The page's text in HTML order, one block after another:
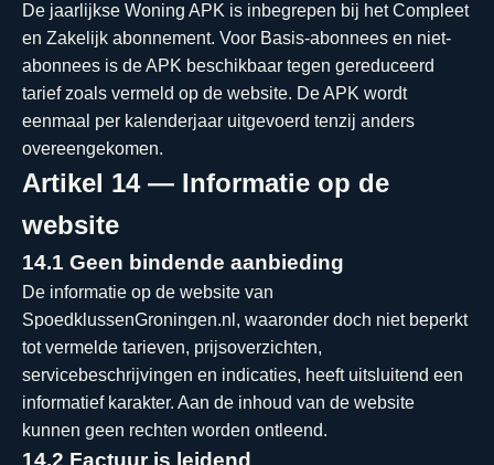
De jaarlijkse Woning APK is inbegrepen bij het Compleet
en Zakelijk abonnement. Voor Basis-abonnees en niet-
abonnees is de APK beschikbaar tegen gereduceerd
tarief zoals vermeld op de website. De APK wordt
eenmaal per kalenderjaar uitgevoerd tenzij anders
overeengekomen.
Artikel 14 — Informatie op de
website
14.1 Geen bindende aanbieding
De informatie op de website van
SpoedklussenGroningen.nl, waaronder doch niet beperkt
tot vermelde tarieven, prijsoverzichten,
servicebeschrijvingen en indicaties, heeft uitsluitend een
informatief karakter. Aan de inhoud van de website
kunnen geen rechten worden ontleend.
14.2 Factuur is leidend